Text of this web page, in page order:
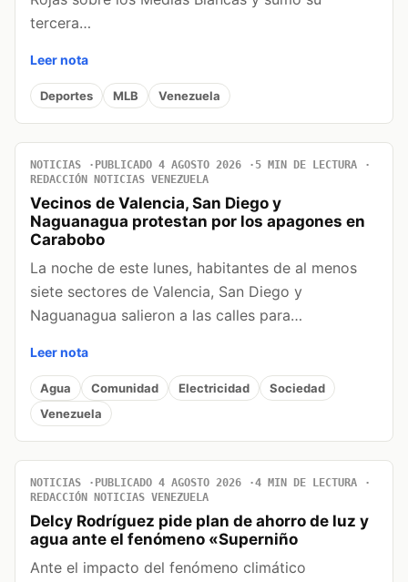
tercera…
Leer nota
Deportes MLB Venezuela
NOTICIAS PUBLICADO 4 AGOSTO 2026
5 MIN DE LECTURA
REDACCIÓN NOTICIAS VENEZUELA
Vecinos de Valencia, San Diego y
Naguanagua protestan por los apagones en
Carabobo
La noche de este lunes, habitantes de al menos
siete sectores de Valencia, San Diego y
Naguanagua salieron a las calles para…
Leer nota
Agua Comunidad Electricidad
Sociedad
Venezuela
NOTICIAS PUBLICADO 4 AGOSTO 2026
4 MIN DE LECTURA
REDACCIÓN NOTICIAS VENEZUELA
Delcy Rodríguez pide plan de ahorro de luz y
agua ante el fenómeno «Superniño
Ante el impacto del fenómeno climático